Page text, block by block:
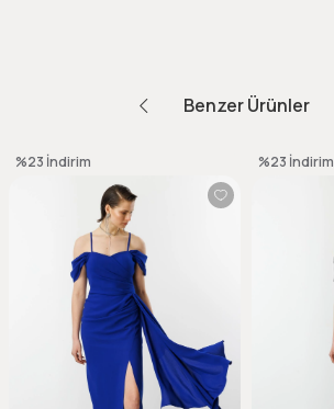
Benzer Ürünler
%23 İndirim %23 İndirim